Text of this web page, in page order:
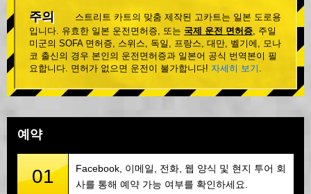
주의
스트리트 카트의 맞춤 제작된 고카트는 일본 도로용
입니다. 유효한 일본 운전면허증, 또는 국제 운전 면허증, 주일
미군의 SOFA 면허증, 스위스, 독일, 프랑스, 대만, 벨기에, 모나
코 출신의 경우 본인의 운전면허증과 일본어 공식 번역본이 필
요합니다. 면허가 없으면 운전이 불가합니다! 자세히 보기 .
예약
01
Facebook, 이메일, 전화, 웹 양식 및 현지 투어 회
사를 통해 예약 가능 여부를 확인하세요.